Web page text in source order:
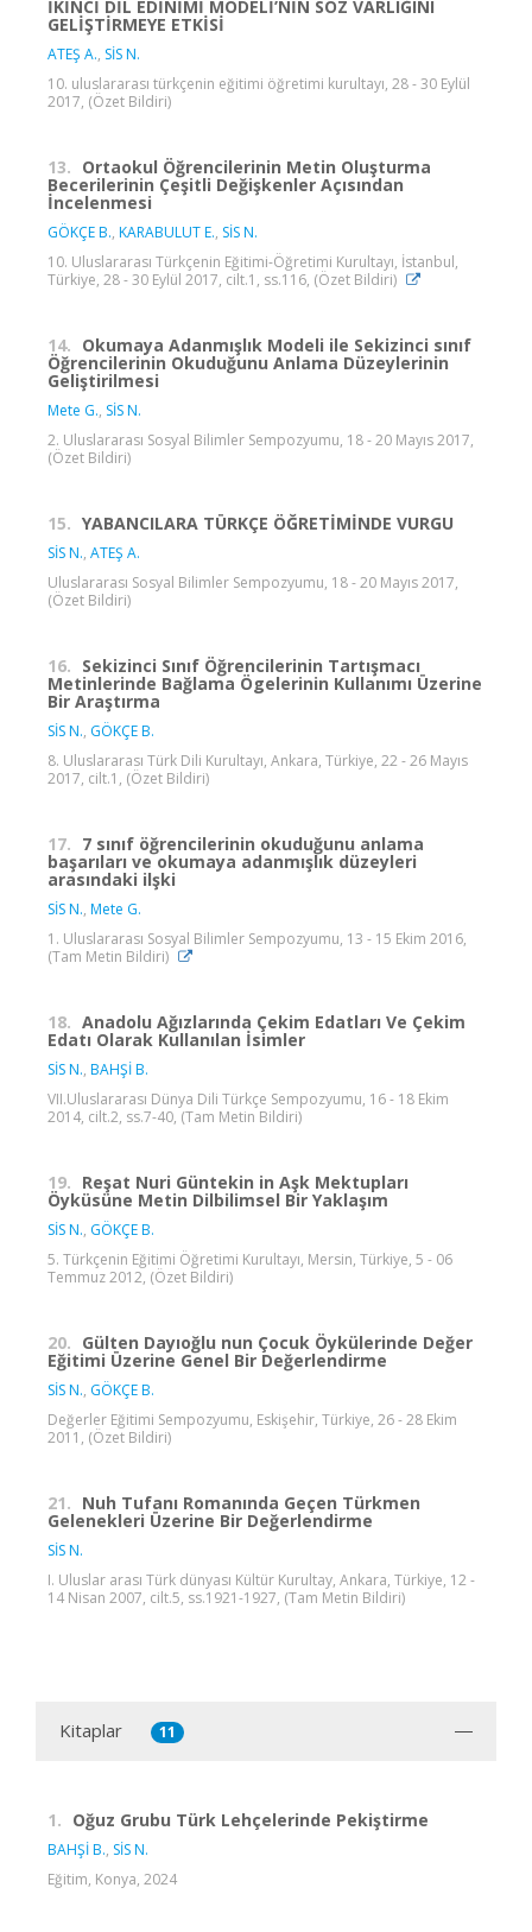
İKİNCİ DİL EDİNİMİ MODELİ’NİN SÖZ VARLIĞINI
GELİŞTİRMEYE ETKİSİ
ATEŞ A., SİS N.
10. uluslararası türkçenin eğitimi öğretimi kurultayı, 28 - 30 Eylül
2017, (Özet Bildiri)
13. Ortaokul Öğrencilerinin Metin Oluşturma
Becerilerinin Çeşitli Değişkenler Açısından
İncelenmesi
GÖKÇE B., KARABULUT E., SİS N.
10. Uluslararası Türkçenin Eğitimi-Öğretimi Kurultayı, İstanbul,
Türkiye, 28 - 30 Eylül 2017, cilt.1, ss.116, (Özet Bildiri)
14. Okumaya Adanmışlık Modeli ile Sekizinci sınıf
Öğrencilerinin Okuduğunu Anlama Düzeylerinin
Geliştirilmesi
Mete G., SİS N.
2. Uluslararası Sosyal Bilimler Sempozyumu, 18 - 20 Mayıs 2017,
(Özet Bildiri)
15. YABANCILARA TÜRKÇE ÖĞRETİMİNDE VURGU
SİS N., ATEŞ A.
Uluslararası Sosyal Bilimler Sempozyumu, 18 - 20 Mayıs 2017,
(Özet Bildiri)
16. Sekizinci Sınıf Öğrencilerinin Tartışmacı
Metinlerinde Bağlama Ögelerinin Kullanımı Üzerine
Bir Araştırma
SİS N., GÖKÇE B.
8. Uluslararası Türk Dili Kurultayı, Ankara, Türkiye, 22 - 26 Mayıs
2017, cilt.1, (Özet Bildiri)
17. 7 sınıf öğrencilerinin okuduğunu anlama
başarıları ve okumaya adanmışlık düzeyleri
arasındaki ilşki
SİS N., Mete G.
1. Uluslararası Sosyal Bilimler Sempozyumu, 13 - 15 Ekim 2016,
(Tam Metin Bildiri)
18. Anadolu Ağızlarında Çekim Edatları Ve Çekim
Edatı Olarak Kullanılan İsimler
SİS N., BAHŞİ B.
VII.Uluslararası Dünya Dili Türkçe Sempozyumu, 16 - 18 Ekim
2014, cilt.2, ss.7-40, (Tam Metin Bildiri)
19. Reşat Nuri Güntekin in Aşk Mektupları
Öyküsüne Metin Dilbilimsel Bir Yaklaşım
SİS N., GÖKÇE B.
5. Türkçenin Eğitimi Öğretimi Kurultayı, Mersin, Türkiye, 5 - 06
Temmuz 2012, (Özet Bildiri)
20. Gülten Dayıoğlu nun Çocuk Öykülerinde Değer
Eğitimi Üzerine Genel Bir Değerlendirme
SİS N., GÖKÇE B.
Değerler Eğitimi Sempozyumu, Eskişehir, Türkiye, 26 - 28 Ekim
2011, (Özet Bildiri)
21. Nuh Tufanı Romanında Geçen Türkmen
Gelenekleri Üzerine Bir Değerlendirme
SİS N.
I. Uluslar arası Türk dünyası Kültür Kurultay, Ankara, Türkiye, 12 -
14 Nisan 2007, cilt.5, ss.1921-1927, (Tam Metin Bildiri)
Kitaplar 11
1. Oğuz Grubu Türk Lehçelerinde Pekiştirme
BAHŞİ B., SİS N.
Eğitim, Konya, 2024